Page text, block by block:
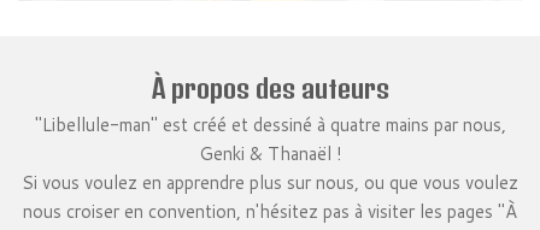
À propos des auteurs
''Libellule-man'' est créé et dessiné à quatre mains par nous,
Genki & Thanaël !
Si vous voulez en apprendre plus sur nous, ou que vous voulez
nous croiser en convention, n'hésitez pas à visiter les pages "À